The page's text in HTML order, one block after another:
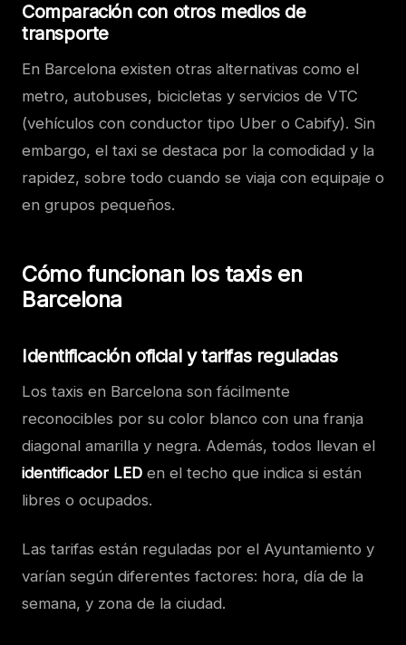
Comparación con otros medios de
transporte
En Barcelona existen otras alternativas como el
metro, autobuses, bicicletas y servicios de VTC
(vehículos con conductor tipo Uber o Cabify). Sin
embargo, el taxi se destaca por la comodidad y la
rapidez, sobre todo cuando se viaja con equipaje o
en grupos pequeños.
Cómo funcionan los taxis en
Barcelona
Identificación oficial y tarifas reguladas
Los taxis en Barcelona son fácilmente
reconocibles por su color blanco con una franja
diagonal amarilla y negra. Además, todos llevan el
identificador LED en el techo que indica si están
libres o ocupados.
Las tarifas están reguladas por el Ayuntamiento y
varían según diferentes factores: hora, día de la
semana, y zona de la ciudad.